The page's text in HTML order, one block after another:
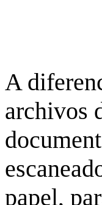
A
archivos
papel,